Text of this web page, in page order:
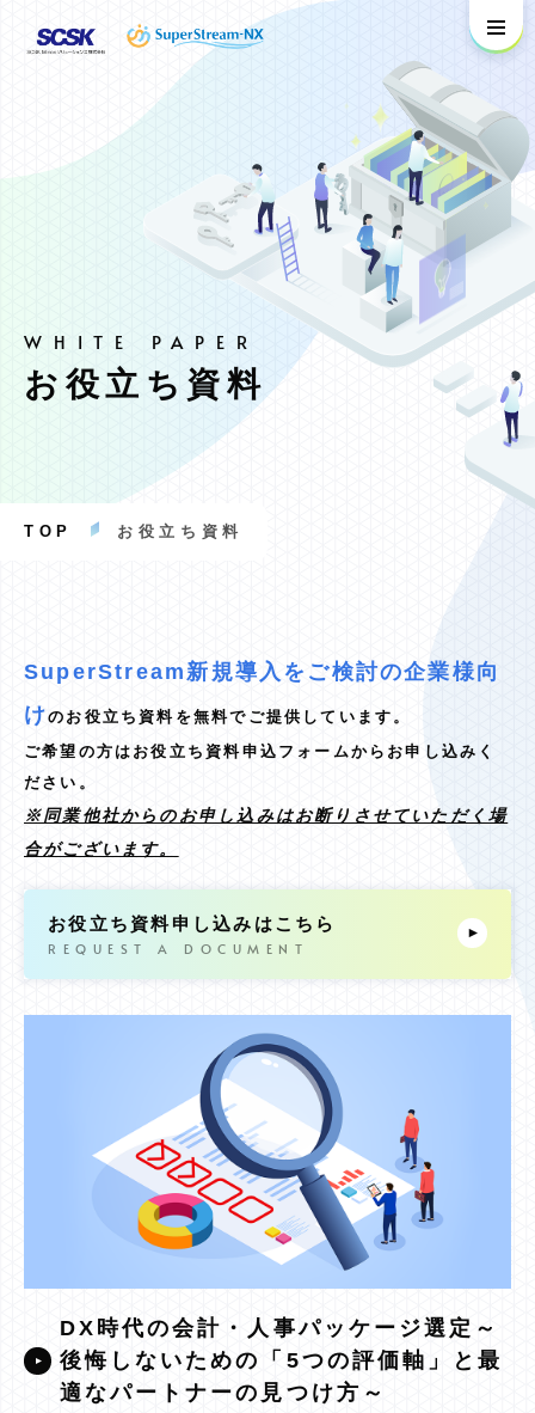
お役立ち資料
TOP お役立ち資料
SuperStream新規導入をご検討の企業様向
けのお役立ち資料を無料でご提供しています。
ご希望の方は お役立ち資料申込フォームからお申し込みく
ださい。
※同業他社からのお申し込みはお断りさせていただく場
合がございます。
お役立ち資料申し込みはこちら
DX時代の会計・人事パッケージ選定～
後悔しないための「5つの評価軸」と最
適なパートナーの見つけ方～